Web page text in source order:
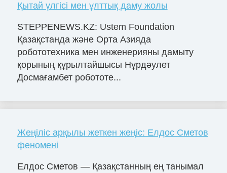
Қытай үлгісі мен ұлттық даму жолы
STEPPENEWS.KZ: Ustem Foundation
Қазақстанда және Орта Азияда
робототехника мен инженерияны дамыту
қорының құрылтайшысы Нұрдәулет
Досмағамбет робототе...
Жеңіліс арқылы жеткен жеңіс: Елдос Сметов
феномені
Елдос Сметов — Қазақстанның ең танымал